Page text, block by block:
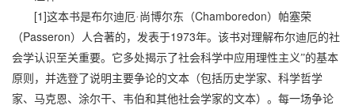
[1]这本书是布尔迪厄·尚博尔东（Chamboredon）帕塞荣
（Passeron）人合著的，发表于1973年。该书对理解布尔迪厄的社
会学认识至关重要。它多处揭示了社会科学中应用理性主义”的基本
原则，并选登了说明主要争论的文本（包括历史学家、科学哲学
家、马克恩、涂尔干、韦伯和其他社会学家的文本）。每一场争论